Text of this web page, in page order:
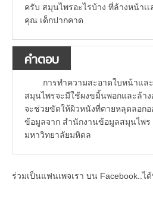
ครับ สมุนไพรอะไรบ้าง ที่ล้างหน้าเ
คุณ เด็กปากคาด
คำตอบ
การทำความสะอาดใบหน้าแล
สมุนไพรจะมีใช้ผงขมิ้นพอกและล้า
จะช่วยขัดให้ผิวหนังที่ตายหลุดลอก
ข้อมูลจาก สำนักงานข้อมูลสมุนไพ
มหาวิทยาลัยมหิดล
ร่วมเป็นแฟนเพจเรา บน Facebook..ไ